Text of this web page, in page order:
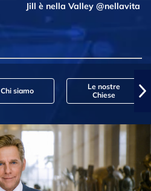
Jill è nella Valley @nellavita
Chi siamo
Le nostre
Chiese